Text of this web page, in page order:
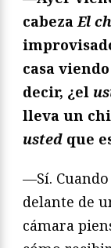
cabeza El
casa
decir, ¿el
lleva un
usted que
—Sí.
delante de
cámara